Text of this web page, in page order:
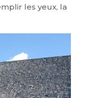
les yeux, la